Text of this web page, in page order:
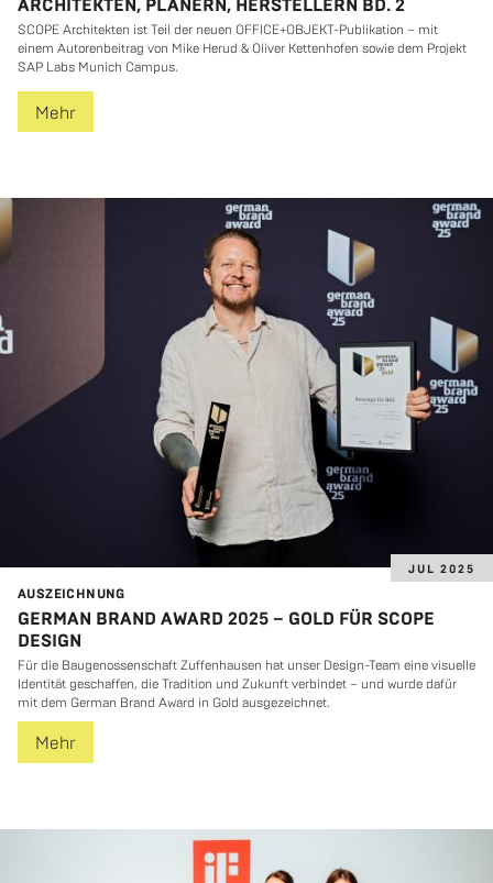
ARCHITEKTEN, PLANERN, HERSTELLERN BD. 2
SCOPE Ar­chi­tek­ten ist Teil der neuen OF­FICE+OB­JEKT-Pu­bli­ka­ti­on – mit
einem Au­to­ren­bei­trag von Mike Herud & Oli­ver Ket­ten­ho­fen sowie dem Pro­jekt
SAP Labs Mu­nich Cam­pus.
Mehr
JUL 2025
AUS­ZEICH­NUNG
GERMAN BRAND AWARD 2025 – GOLD FÜR SCOPE
DESIGN
Für die Bau­ge­nos­sen­schaft Zu­ffen­hau­sen hat unser De­sign-Team eine vi­su­el­le
Iden­ti­tät ge­schaf­fen, die Tra­di­ti­on und Zu­kunft ver­bin­det – und wurde dafür
mit dem Ger­man Brand Award in Gold aus­ge­zeich­net.
Mehr